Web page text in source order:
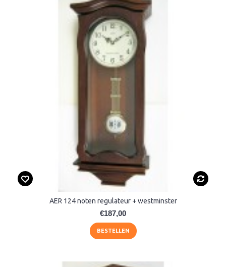
AER 124 noten regulateur + westminster
€187,00
BESTELLEN